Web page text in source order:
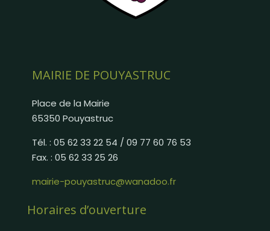
MAIRIE DE POUYASTRUC
Place de la Mairie
65350 Pouyastruc
Tél. : 05 62 33 22 54 / 09 77 60 76 53
Fax. : 05 62 33 25 26
mairie-pouyastruc@wanadoo.fr
Horaires d’ouverture